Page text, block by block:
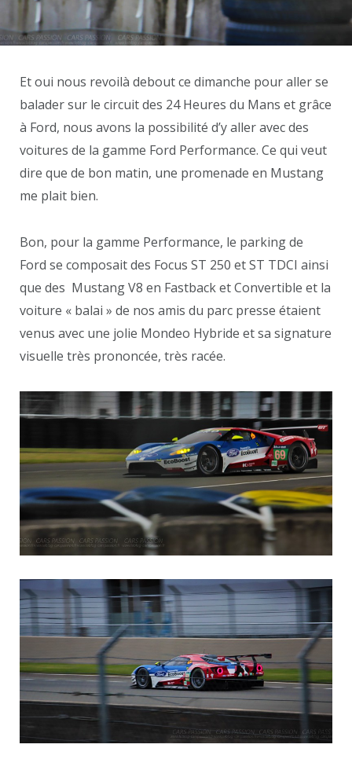
Et oui nous revoilà debout ce dimanche pour aller se
balader sur le circuit des 24 Heures du Mans et grâce
à Ford, nous avons la possibilité d’y aller avec des
voitures de la gamme Ford Performance. Ce qui veut
dire que de bon matin, une promenade en Mustang
me plait bien.
Bon, pour la gamme Performance, le parking de
Ford se composait des Focus ST 250 et ST TDCI ainsi
que des Mustang V8 en Fastback et Convertible et la
voiture « balai » de nos amis du parc presse étaient
venus avec une jolie Mondeo Hybride et sa signature
visuelle très prononcée, très racée.